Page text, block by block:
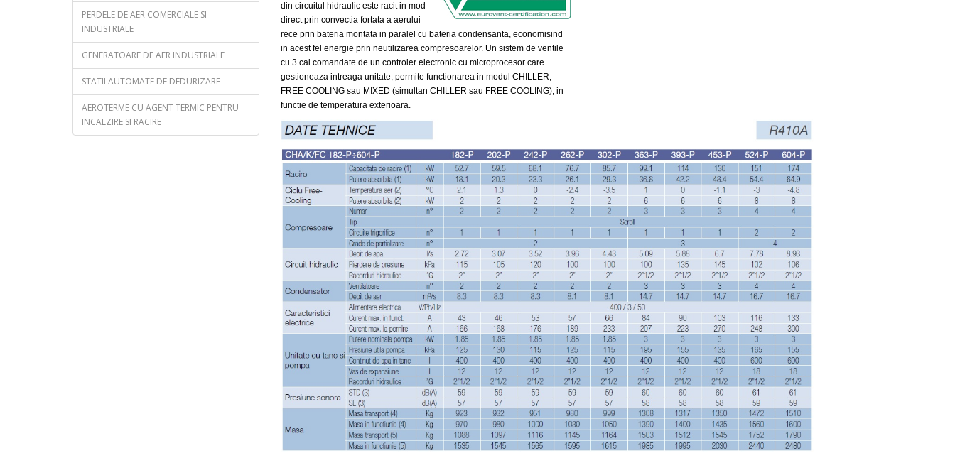
PERDELE DE AER COMERCIALE SI
INDUSTRIALE
GENERATOARE DE AER INDUSTRIALE
STATII AUTOMATE DE DEDURIZARE
AEROTERME CU AGENT TERMIC PENTRU
INCALZIRE SI RACIRE
din circuitul hidraulic este racit in mod
direct prin convectia fortata a aerului
rece prin bateria montata in paralel cu bateria condensanta, economisind
in acest fel energie prin neutilizarea compresoarelor. Un sistem de ventile
cu 3 cai comandate de un controler electronic cu microprocesor care
gestioneaza intreaga unitate, permite functionarea in modul CHILLER,
FREE COOLING sau MIXED (simultan CHILLER sau FREE COOLING), in
functie de temperatura exterioara.